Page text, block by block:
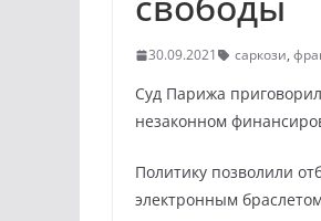
30.09.2021 саркози,
Суд Парижа
незаконном
Политику позволили
электронным